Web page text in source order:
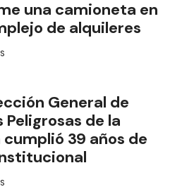
una camioneta en
de alquileres
General de
Peligrosas de la
cumplió 39 años de